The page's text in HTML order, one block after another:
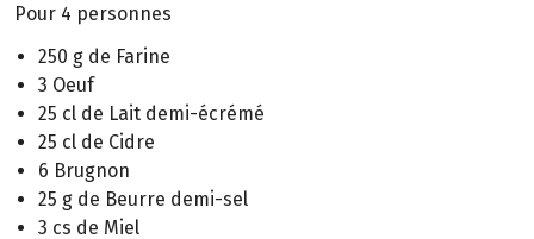
Pour 4 personnes
250 g de Farine
3 Oeuf
25 cl de Lait demi-écrémé
25 cl de Cidre
6 Brugnon
25 g de Beurre demi-sel
3 cs de Miel